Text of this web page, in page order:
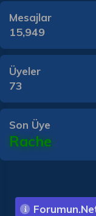
Mesajlar
15,949
Üyeler
73
Son Üye
Rache